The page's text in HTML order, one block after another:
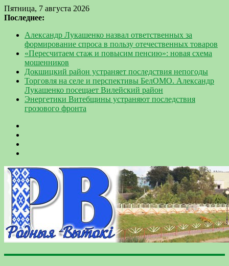
Пятница, 7 августа 2026
Последнее:
Александр Лукашенко назвал ответственных за
формирование спроса в пользу отечественных товаров
«Пересчитаем стаж и повысим пенсию»: новая схема
мошенников
Докшицкий район устраняет последствия непогоды
Торговля на селе и перспективы БелОМО. Александр
Лукашенко посещает Вилейский район
Энергетики Витебщины устраняют последствия
грозового фронта